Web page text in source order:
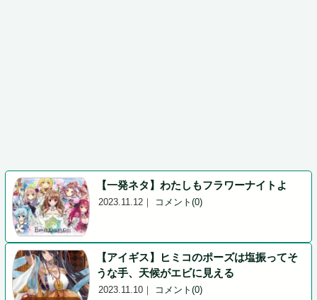
2023.11.12 ｜ コメント(0)
【一発ネタ】わたしもフラワーナイトよ
2023.11.10 ｜ コメント(0)
【アイギス】ヒミコのポーズは塩振ってそ
うな手、天候がエビに見える